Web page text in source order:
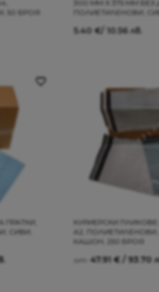
50 БРОЯ
300 ММ Х 375 ММ БЕЗ
ПОЛИЕТИЛЕНОВИ,
5.40 €/ 10.56 лв.
ПРАТКИ,
СИВИ,
КУРИЕРСКИ ПЛИКОВЕ
A2, ПОЛИЕТИЛЕНОВИ,
КАШОН, 250 БРОЯ
47.91€ / 93.70